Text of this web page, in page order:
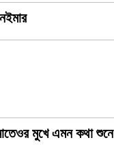
মুখে এমন কথা শুনে